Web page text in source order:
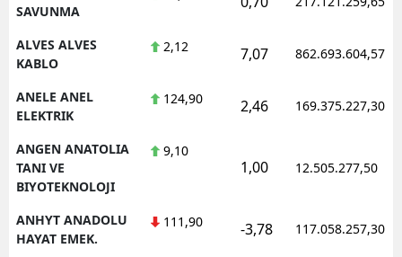
Yalova
Osmaniye
SAVUNMA
ALVES ALVES
KABLO
2,12 7,07 862.693.604,57
ANELE ANEL
ELEKTRIK
124,90 2,46 169.375.227,30
ANGEN ANATOLIA
TANI VE
BIYOTEKNOLOJI
9,10
1,00 12.505.277,50
ANHYT ANADOLU
HAYAT EMEK.
111,90 -3,78 117.058.257,30